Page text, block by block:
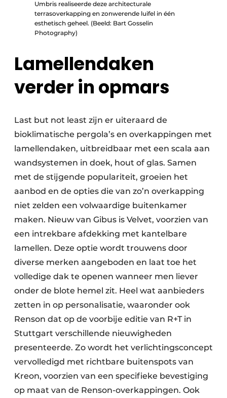
Umbris realiseerde deze architecturale
terrasoverkapping en zonwerende luifel in één
esthetisch geheel. (Beeld: Bart Gosselin
Photography)
Lamellendaken
verder in opmars
Last but not least zijn er uiteraard de
bioklimatische pergola’s en overkappingen met
lamellendaken, uitbreidbaar met een scala aan
wandsystemen in doek, hout of glas. Samen
met de stijgende populariteit, groeien het
aanbod en de opties die van zo’n overkapping
niet zelden een volwaardige buitenkamer
maken. Nieuw van Gibus is Velvet, voorzien van
een intrekbare afdekking met kantelbare
lamellen. Deze optie wordt trouwens door
diverse merken aangeboden en laat toe het
volledige dak te openen wanneer men liever
onder de blote hemel zit. Heel wat aanbieders
zetten in op personalisatie, waaronder ook
Renson dat op de voorbije editie van R+T in
Stuttgart verschillende nieuwigheden
presenteerde. Zo wordt het verlichtingsconcept
vervolledigd met richtbare buitenspots van
Kreon, voorzien van een specifieke bevestiging
op maat van de Renson-overkappingen. Ook